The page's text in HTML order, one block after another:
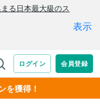
を獲得！